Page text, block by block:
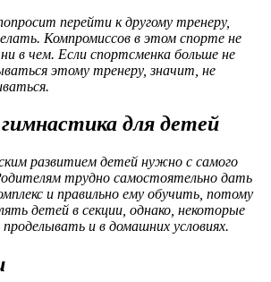
перейти к другому тренеру,
Компромиссов в этом спорте не
в чем. Если спортсменка больше не
этому тренеру, значит, не
для детей
развитием детей нужно с самого
трудно самостоятельно дать
и правильно ему обучить, потому
детей в секции, однако, некоторые
и в домашних условиях.